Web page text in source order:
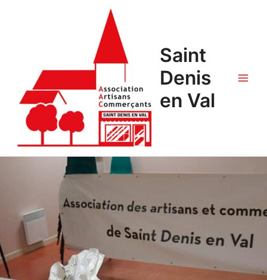
Saint
Denis
en Val